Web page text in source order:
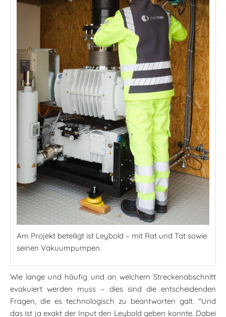
Am Projekt beteiligt ist Leybold – mit Rat und Tat sowie
seinen Vakuumpumpen.
Wie lange und häufig und an welchem Streckenabschnitt
evakuiert werden muss – dies sind die entscheidenden
Fragen, die es technologisch zu beantworten galt. "Und
das ist ja exakt der Input den Leybold geben konnte. Dabei